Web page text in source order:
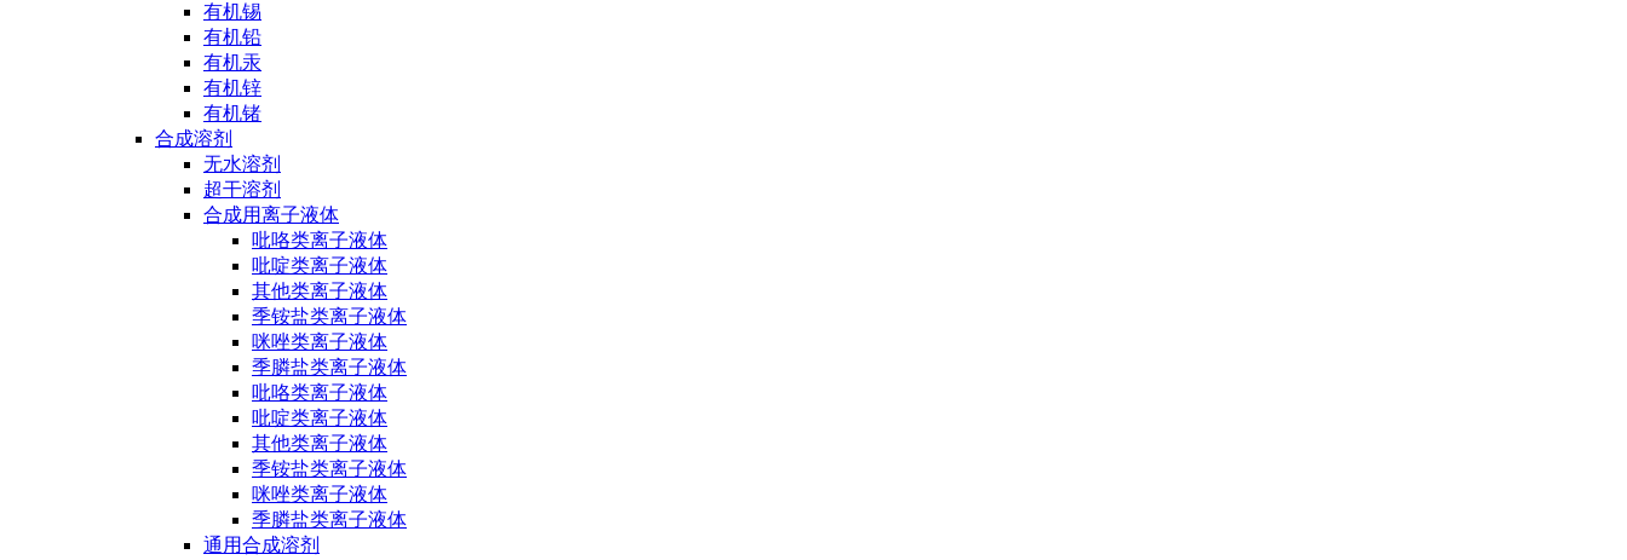
有机锡
有机铅
有机汞
有机锌
有机锗
合成溶剂
无水溶剂
超干溶剂
合成用离子液体
吡咯类离子液体
吡啶类离子液体
其他类离子液体
季铵盐类离子液体
咪唑类离子液体
季膦盐类离子液体
吡咯类离子液体
吡啶类离子液体
其他类离子液体
季铵盐类离子液体
咪唑类离子液体
季膦盐类离子液体
通用合成溶剂